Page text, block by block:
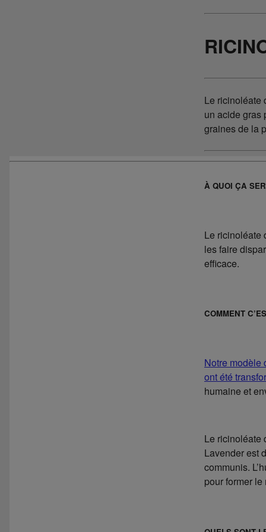
Le ricinoléate
un acide gras
graines de la
À QUOI ÇA
Le ricinoléate
les faire
efficace.
COMMENT
Notre modèle
ont été
humaine et
Le ricinoléate
Lavender est
communis.
pour former